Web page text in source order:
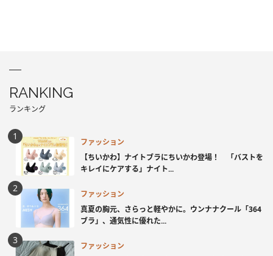
RANKING
ランキング
ファッション
【ちいかわ】ナイトブラにちいかわ登場！ 「バストを
キレイにケアする」ナイト...
ファッション
真夏の胸元、さらっと軽やかに。ウンナナクール「364
ブラ」、通気性に優れた...
ファッション